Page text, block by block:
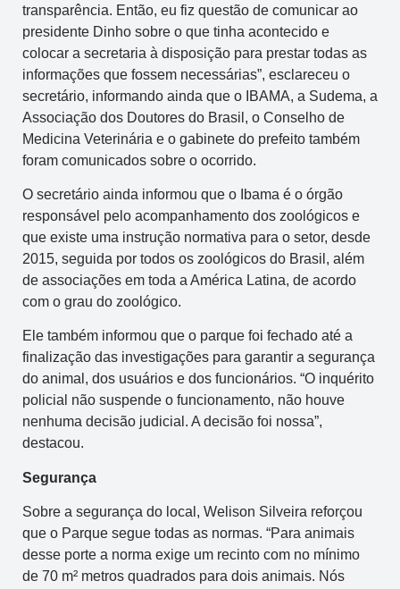
transparência. Então, eu fiz questão de comunicar ao
presidente Dinho sobre o que tinha acontecido e
colocar a secretaria à disposição para prestar todas as
informações que fossem necessárias”, esclareceu o
secretário, informando ainda que o IBAMA, a Sudema, a
Associação dos Doutores do Brasil, o Conselho de
Medicina Veterinária e o gabinete do prefeito também
foram comunicados sobre o ocorrido.
O secretário ainda informou que o Ibama é o órgão
responsável pelo acompanhamento dos zoológicos e
que existe uma instrução normativa para o setor, desde
2015, seguida por todos os zoológicos do Brasil, além
de associações em toda a América Latina, de acordo
com o grau do zoológico.
Ele também informou que o parque foi fechado até a
finalização das investigações para garantir a segurança
do animal, dos usuários e dos funcionários. “O inquérito
policial não suspende o funcionamento, não houve
nenhuma decisão judicial. A decisão foi nossa”,
destacou.
Segurança
Sobre a segurança do local, Welison Silveira reforçou
que o Parque segue todas as normas. “Para animais
desse porte a norma exige um recinto com no mínimo
de 70 m² metros quadrados para dois animais. Nós